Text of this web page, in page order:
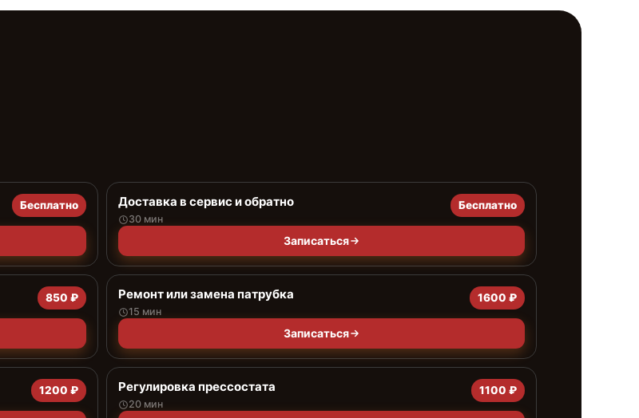
Бесплатно Доставка в сервис и обратно
30 мин
Бесплатно
Записаться
850 ₽ Ремонт или замена патрубка
15 мин
1600 ₽
Записаться
1200 ₽ Регулировка прессостата
20 мин
1100 ₽